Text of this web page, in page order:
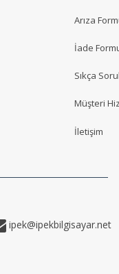
Arıza
İade
Sıkça
Müşteri
İletişim
ipek@ipekbilgisayar.net